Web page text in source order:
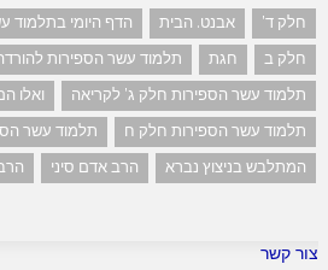
חלק ד' אבנט. הבית הדף היומי בתלמוד
חלק ב
חגת
תלמוד עשר הספירות
תלמוד עשר הספירות חלק ג' לקריאה
ואלו
תלמוד עשר הספירות חלק ח
תלמוד עשר
המתלבש בניצוץ נברא
הרב אדם סיני
צור קשר